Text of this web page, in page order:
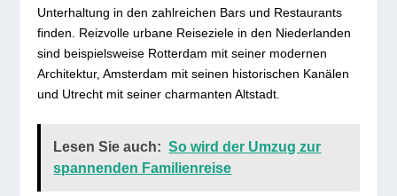
Unterhaltung in den zahlreichen Bars und Restaurants
finden. Reizvolle urbane Reiseziele in den Niederlanden
sind beispielsweise Rotterdam mit seiner modernen
Architektur, Amsterdam mit seinen historischen Kanälen
und Utrecht mit seiner charmanten Altstadt.
Lesen Sie auch: So wird der Umzug zur
spannenden Familienreise